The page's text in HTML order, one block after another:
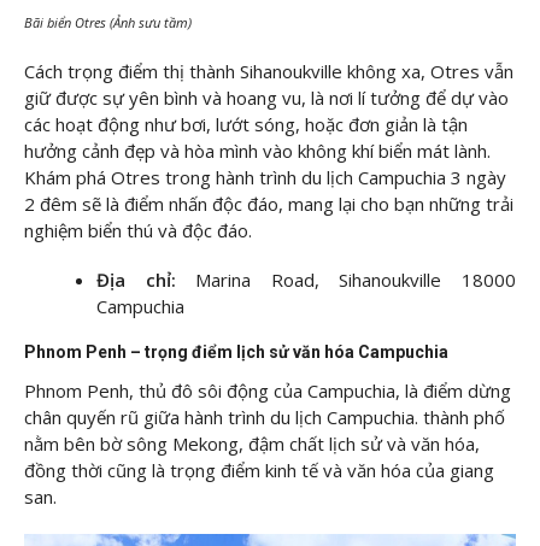
Bãi biển Otres (Ảnh sưu tầm)
Cách trọng điểm thị thành Sihanoukville không xa, Otres vẫn
giữ được sự yên bình và hoang vu, là nơi lí tưởng để dự vào
các hoạt động như bơi, lướt sóng, hoặc đơn giản là tận
hưởng cảnh đẹp và hòa mình vào không khí biển mát lành.
Khám phá Otres trong hành trình du lịch Campuchia 3 ngày
2 đêm sẽ là điểm nhấn độc đáo, mang lại cho bạn những trải
nghiệm biển thú và độc đáo.
Địa chỉ:
Marina Road, Sihanoukville 18000
Campuchia
Phnom Penh – trọng điểm lịch sử văn hóa Campuchia
Phnom Penh, thủ đô sôi động của Campuchia, là điểm dừng
chân quyến rũ giữa hành trình du lịch Campuchia. thành phố
nằm bên bờ sông Mekong, đậm chất lịch sử và văn hóa,
đồng thời cũng là trọng điểm kinh tế và văn hóa của giang
san.